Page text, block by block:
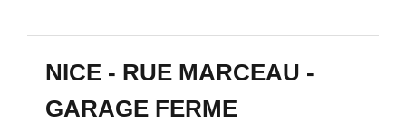
NICE - RUE MARCEAU -
GARAGE FERME